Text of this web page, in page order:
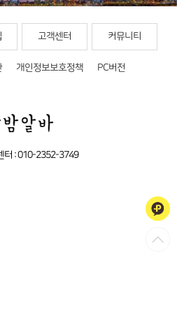
고객센터 커뮤니티
개인정보보호정책 PC버전
터 :010-2352-3749